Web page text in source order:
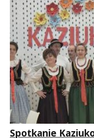
Spotkanie